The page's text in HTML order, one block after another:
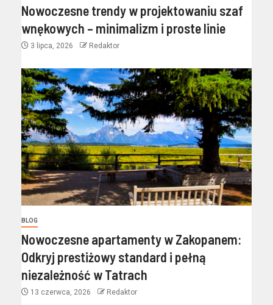
Nowoczesne trendy w projektowaniu szaf
wnękowych – minimalizm i proste linie
3 lipca, 2026 Redaktor
BLOG
Nowoczesne apartamenty w Zakopanem:
Odkryj prestiżowy standard i pełną
niezależność w Tatrach
13 czerwca, 2026 Redaktor